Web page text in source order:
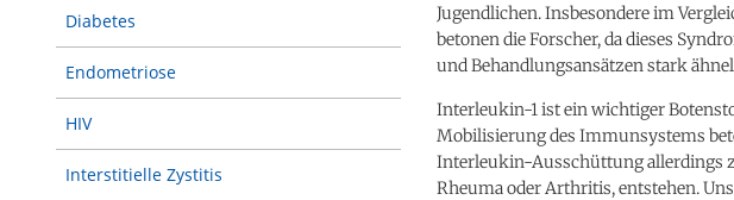
Diabetes
Endometriose
HIV
Interstitielle Zystitis
Jugendlichen. Insbesondere im
betonen die Forscher, da dieses
und Behandlungsansätzen stark
Interleukin-1 ist ein wichtiger
Mobilisierung des Immunsystems
Interleukin-Ausschüttung allerdings
Rheuma oder Arthritis, entstehen.